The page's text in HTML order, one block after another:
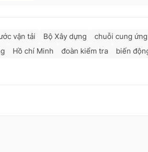
vận tải Bộ Xây dựng
chuỗi cung ứng
Hồ chí Minh đoàn kiểm tra
biến